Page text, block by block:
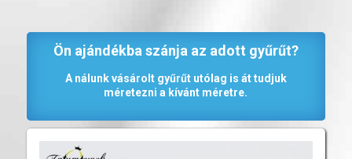
Ön ajándékba szánja az adott gyűrűt?
A nálunk vásárolt gyűrűt utólag is át tudjuk
méretezni a kívánt méretre.